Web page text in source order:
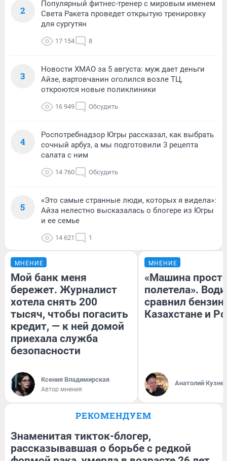
2
Популярный фитнес-тренер с мировым именем
Света Ракета проведет открытую тренировку
для сургутян
17 154 8
3
Новости ХМАО за 5 августа: муж дает деньги
Айзе, вартовчанин оголился возле ТЦ,
откроются новые поликлиники
16 949 Обсудить
4
Роспотребнадзор Югры рассказал, как выбрать
сочный арбуз, а мы подготовили 3 рецепта
салата с ним
14 760 Обсудить
5
«Это самые странные люди, которых я видела»:
Айза нелестно высказалась о блогере из Югры
и ее семье
14 621 1
МНЕНИЕ
Мой банк меня
бережет. Журналист
хотела снять 200
тысяч, чтобы погасить
кредит, — к ней домой
приехала служба
безопасности
Ксения Владимирская
Автор мнения
МНЕНИЕ
«Машина
полетела».
сравнил бензин
Казахстане и
Анатолий
РЕКОМЕНДУЕМ
Знаменитая тикток-блогер,
рассказывавшая о борьбе с редкой